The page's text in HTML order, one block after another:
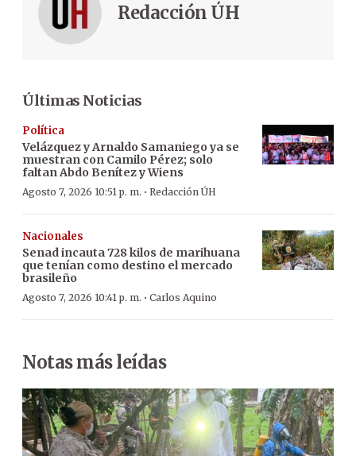
Redacción ÚH
Últimas Noticias
Política
Velázquez y Arnaldo Samaniego ya se
muestran con Camilo Pérez; solo
faltan Abdo Benítez y Wiens
Agosto 7, 2026 10:51 p. m. · Redacción ÚH
Nacionales
Senad incauta 728 kilos de marihuana
que tenían como destino el mercado
brasileño
Agosto 7, 2026 10:41 p. m. · Carlos Aquino
Notas más leídas